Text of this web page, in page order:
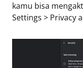
kamu bisa
Settings > Privacy